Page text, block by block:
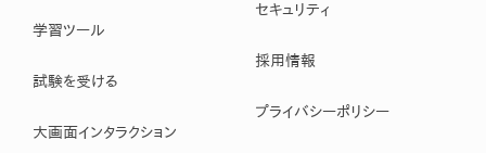
学習ツール
試験を受ける
大画面インタラクション
セキュリティ
採用情報
プライバシーポリシー